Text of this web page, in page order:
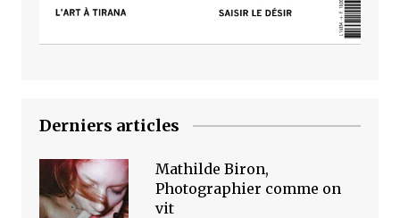
Derniers articles
Mathilde Biron,
Photographier comme on
vit